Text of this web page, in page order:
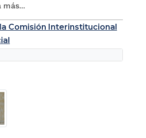
Comisión Interinstitucional